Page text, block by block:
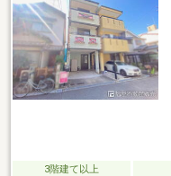
3階建て以上